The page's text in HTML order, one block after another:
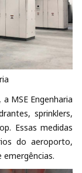
MSE Engenharia
sprinklers,
Essas medidas
do aeroporto,